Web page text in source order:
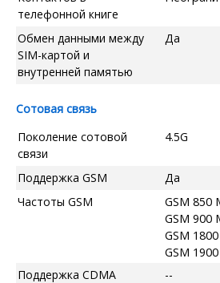
телефонной книге
Обмен данными между
SIM-картой и
внутренней памятью
Да
Сотовая связь
Поколение сотовой
связи
4.5G
Поддержка GSM Да
Частоты GSM
GSM 850
GSM 900
GSM
GSM
Поддержка CDMA
--